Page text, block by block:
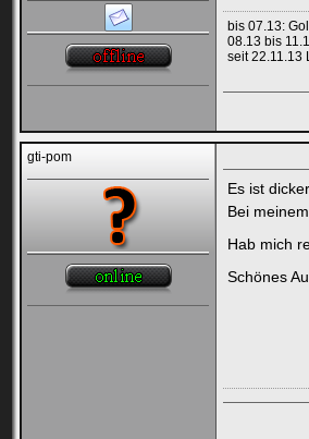
bis 07.13:
08.13 bis
seit 22.11.13
gti-pom
Es ist
Bei
Hab mich
Schönes